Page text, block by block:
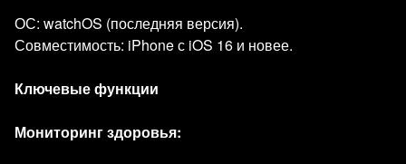
ОС: watchOS (последняя версия).
Совместимость: iPhone с iOS 16 и новее.
Ключевые функции
Мониторинг здоровья: